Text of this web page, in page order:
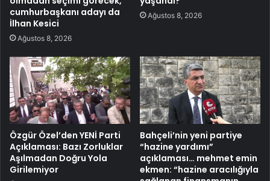
cumhurbaşkanı adayı da
İlhan Kesici
Ağustos 8, 2026
Ağustos 8, 2026
Özgür Özel’den YENİ Parti
Açıklaması: Bazı Zorluklar
Aşılmadan Doğru Yola
Girilemiyor
Bahçeli’nin yeni partiye
“hazine yardımı”
açıklaması… mehmet emin
ekmen: “hazine aracılığıyla